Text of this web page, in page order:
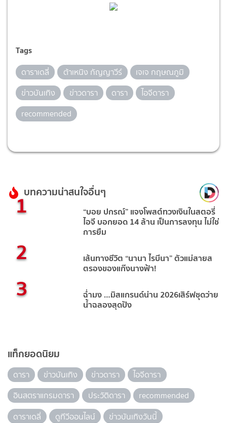
Tags
ดาราเดลี่ ต้าเหนิง กัญญาวีร์
เจเจ กฤษณภูมิ
ข่าวบันเทิง
ข่าวดารา ดารา
ไอจีดารา
recommended
บทความน่าสนใจอื่นๆ
1 “บอย ปกรณ์” แจงโพสต์ทวงเงินในสตอรี่
ไอจี บอกยอด 14 ล้าน เป็นการลงทุน ไม่ใช่
การยืม
2 เส้นทางชีวิต “นานา ไรบีนา” ตัวแม่สายส
ตรองของแก๊งนางฟ้า!
3 ฉ่ำมง …มิสแกรนด์น่าน 2026เสิร์ฟชุดว่าย
น้ำฉลองสุดปัง
แท็กยอดนิยม
ดารา ข่าวบันเทิง ข่าวดารา
ไอจีดารา
อินสตราแกรมดารา
ประวัติดารา
recommended
ดาราเดลี่
ดูทีวีออนไลน์ ข่าวบันเทิงวันนี้